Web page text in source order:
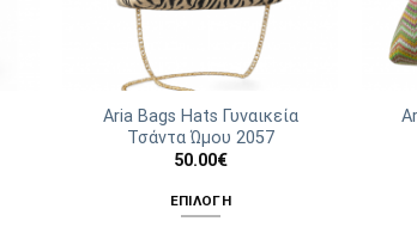
Aria Bags Hats Γυναικεία
Τσάντα Ώμου 2057
50.00€
ΕΠΙΛΟΓΉ